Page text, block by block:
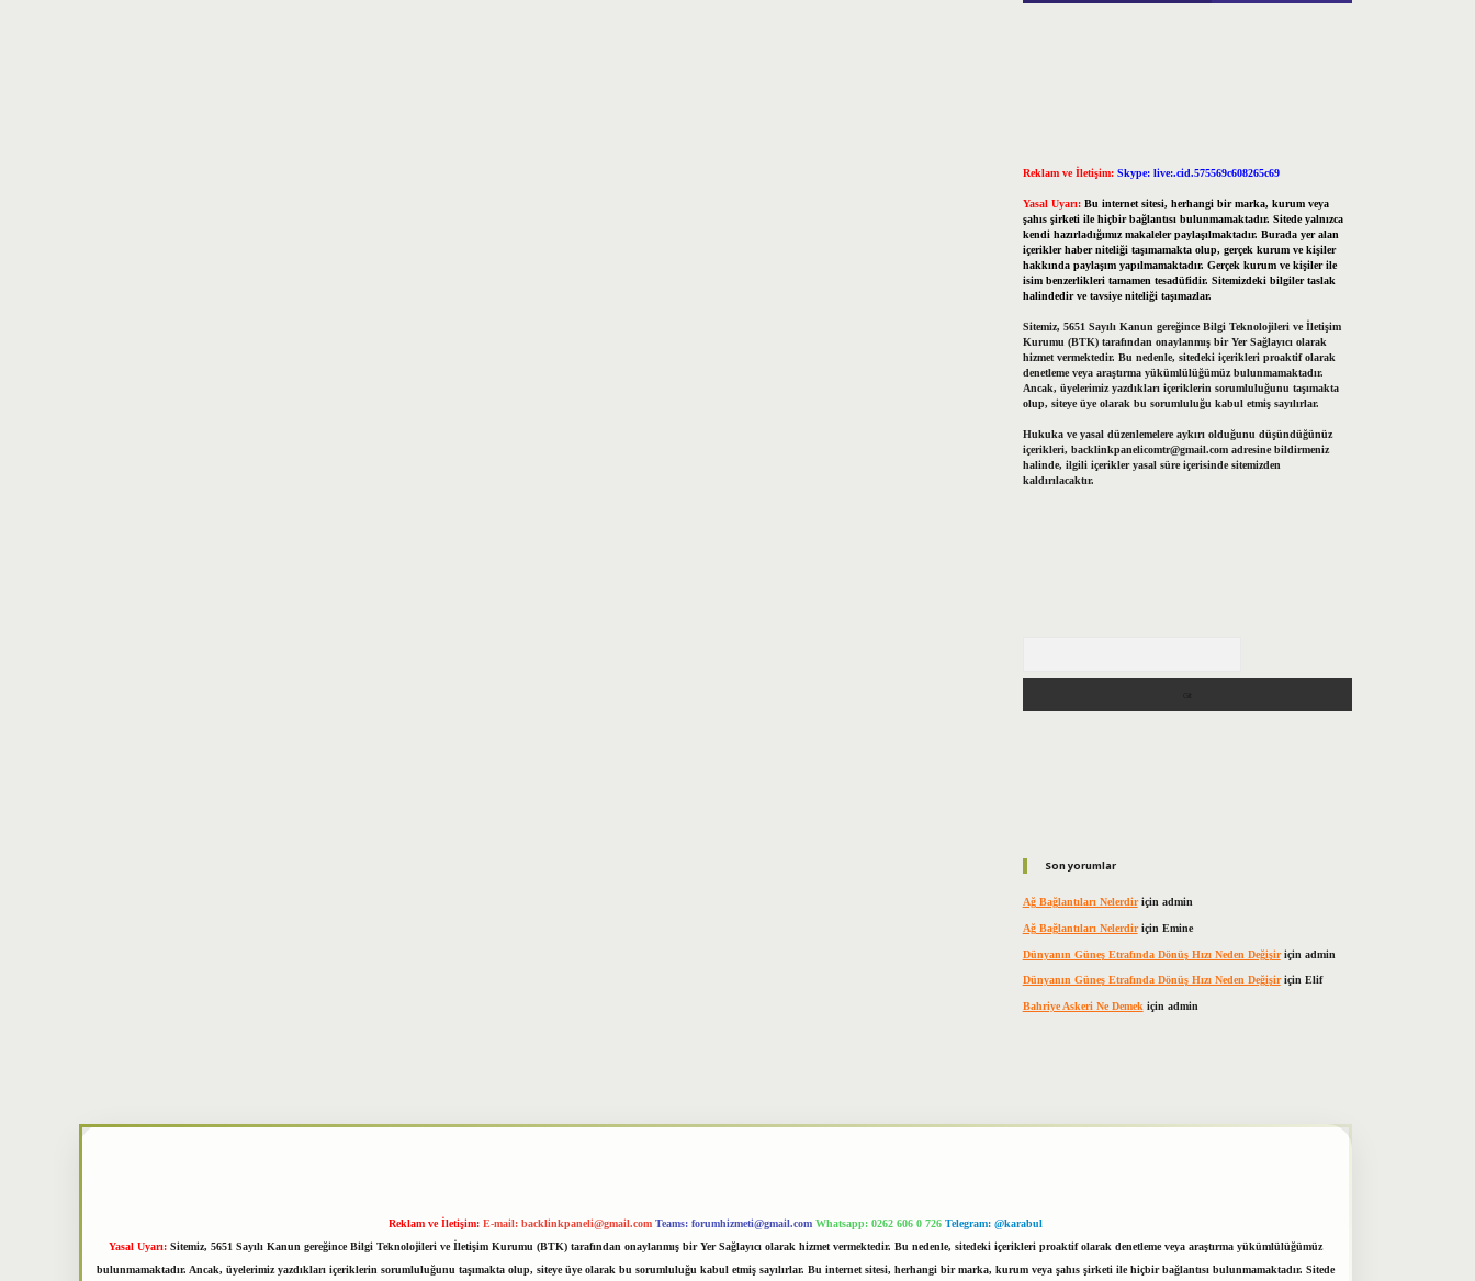
Reklam ve İletişim: Skype: live:.cid.575569c608265c69
Yasal Uyarı: Bu internet sitesi, herhangi bir marka, kurum veya
şahıs şirketi ile hiçbir bağlantısı bulunmamaktadır. Sitede yalnızca
kendi hazırladığımız makaleler paylaşılmaktadır. Burada yer alan
içerikler haber niteliği taşımamakta olup, gerçek kurum ve kişiler
hakkında paylaşım yapılmamaktadır. Gerçek kurum ve kişiler ile
isim benzerlikleri tamamen tesadüfidir. Sitemizdeki bilgiler taslak
halindedir ve tavsiye niteliği taşımazlar.
Sitemiz, 5651 Sayılı Kanun gereğince Bilgi Teknolojileri ve İletişim
Kurumu (BTK) tarafından onaylanmış bir Yer Sağlayıcı olarak
hizmet vermektedir. Bu nedenle, sitedeki içerikleri proaktif olarak
denetleme veya araştırma yükümlülüğümüz bulunmamaktadır.
Ancak, üyelerimiz yazdıkları içeriklerin sorumluluğunu taşımakta
olup, siteye üye olarak bu sorumluluğu kabul etmiş sayılırlar.
Hukuka ve yasal düzenlemelere aykırı olduğunu düşündüğünüz
içerikleri, backlinkpanelicomtr@gmail.comadresine bildirmeniz
halinde, ilgili içerikler yasal süre içerisinde sitemizden
kaldırılacaktır.
Son yorumlar
Ağ Bağlantıları Nelerdiriçin admin
Ağ Bağlantıları Nelerdiriçin Emine
Dünyanın Güneş Etrafında Dönüş Hızı Neden Değişiriçin admin
Dünyanın Güneş Etrafında Dönüş Hızı Neden Değişiriçin Elif
Bahriye Askeri Ne Demek için admin
Reklam ve İletişim: E-mail: backlinkpaneli@gmail.com Teams: forumhizmeti@gmail.com Whatsapp: 0262 606 0 726 Telegram: @karabul
Yasal Uyarı: Sitemiz, 5651 Sayılı Kanun gereğince Bilgi Teknolojileri ve İletişim Kurumu (BTK) tarafından onaylanmış bir Yer Sağlayıcı olarak hizmet vermektedir. Bu nedenle, sitedeki içerikleri proaktif olarak denetleme veya araştırma yükümlülüğümüz
bulunmamaktadır. Ancak, üyelerimiz yazdıkları içeriklerin sorumluluğunu taşımakta olup, siteye üye olarak bu sorumluluğu kabul etmiş sayılırlar. Bu internet sitesi, herhangi bir marka, kurum veya şahıs şirketi ile hiçbir bağlantısı bulunmamaktadır. Sitede